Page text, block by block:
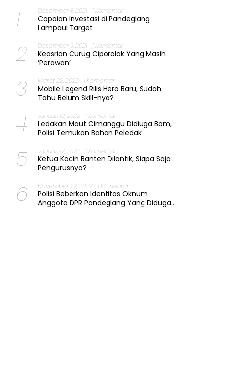
1 Desember 8, 2021 1 Komentar
Capaian Investasi di Pandeglang
Lampaui Target
2 Desember 9, 2021 1 Komentar
Keasrian Curug Ciporolak Yang Masih
‘Perawan’
3 Maret 22, 2022 1 Komentar
Mobile Legend Rilis Hero Baru, Sudah
Tahu Belum Skill-nya?
4 Januari 10, 2022 1 Komentar
Ledakan Maut Cimanggu Didiuga Bom,
Polisi Temukan Bahan Peledak
5 Januari 12, 2022 1 Komentar
Ketua Kadin Banten Dilantik, Siapa Saja
Pengurusnya?
6 November 22, 2022 1 Komentar
Polisi Beberkan Identitas Oknum
Anggota DPR Pandeglang Yang Diduga